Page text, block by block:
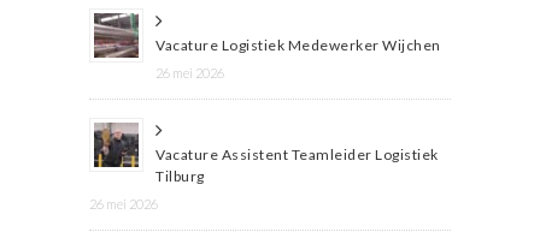
Vacature Logistiek Medewerker Wijchen
26 mei 2026
Vacature Assistent Teamleider Logistiek
Tilburg
26 mei 2026